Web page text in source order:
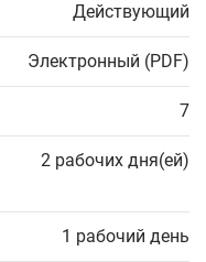
Действующий
Электронный (PDF)
7
2 рабочих дня(ей)
1 рабочий день